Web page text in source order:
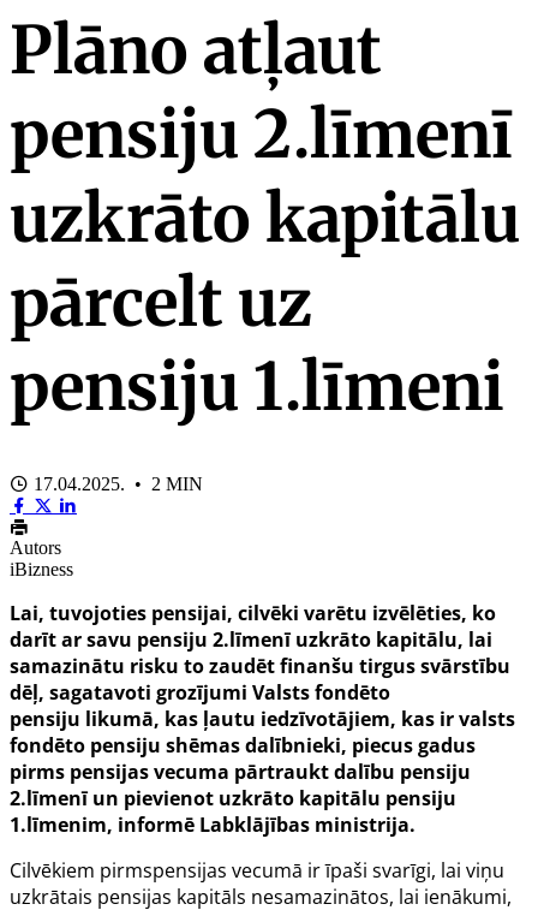
Plāno atļaut
pensiju 2.līmenī
uzkrāto kapitālu
pārcelt uz
pensiju 1.līmeni
17.04.2025. • 2 MIN
Autors
iBizness
Lai, tuvojoties pensijai, cilvēki varētu izvēlēties, ko
darīt ar savu pensiju 2.līmenī uzkrāto kapitālu, lai
samazinātu risku to zaudēt finanšu tirgus svārstību
dēļ, sagatavoti grozījumi Valsts fondēto
pensiju likumā, kas ļautu iedzīvotājiem, kas ir valsts
fondēto pensiju shēmas dalībnieki, piecus gadus
pirms pensijas vecuma pārtraukt dalību pensiju
2.līmenī un pievienot uzkrāto kapitālu pensiju
1.līmenim, informē Labklājības ministrija.
Cilvēkiem pirmspensijas vecumā ir īpaši svarīgi, lai viņu
uzkrātais pensijas kapitāls nesamazinātos, lai ienākumi,